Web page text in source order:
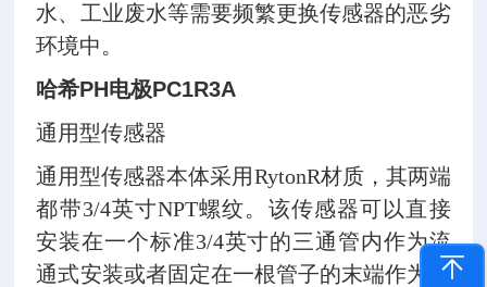
水、工业废水等需要频繁更换传感器的恶劣
环境中。
哈希PH电极PC1R3A
通用型传感器
通用型传感器本体采用RytonR材质，其两端
都带3/4英寸NPT螺纹。该传感器可以直接
安装在一个标准3/4英寸的三通管内作为流
通式安装或者固定在一根管子的末端作为浸